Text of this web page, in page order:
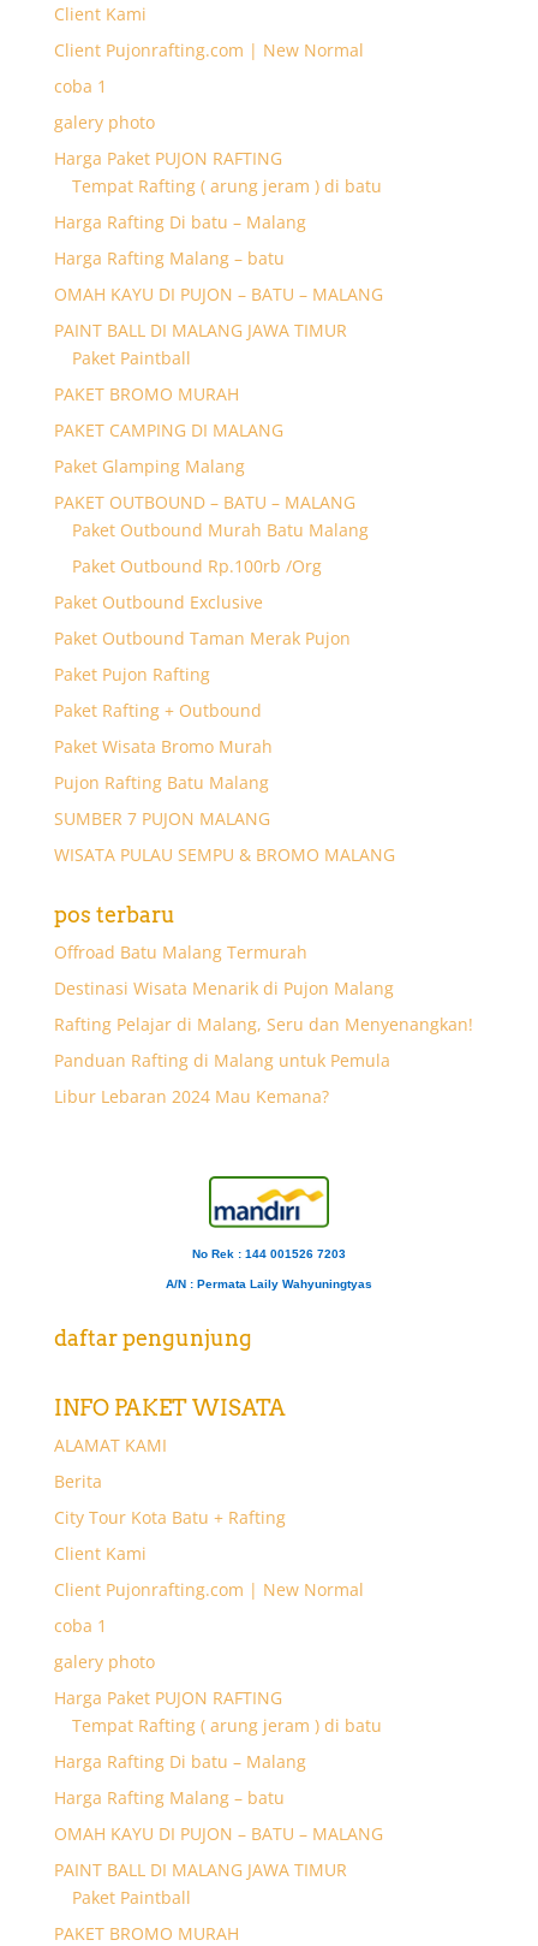
Client Kami
Client Pujonrafting.com | New Normal
coba 1
galery photo
Harga Paket PUJON RAFTING
Tempat Rafting ( arung jeram ) di batu
Harga Rafting Di batu – Malang
Harga Rafting Malang – batu
OMAH KAYU DI PUJON – BATU – MALANG
PAINT BALL DI MALANG JAWA TIMUR
Paket Paintball
PAKET BROMO MURAH
PAKET CAMPING DI MALANG
Paket Glamping Malang
PAKET OUTBOUND – BATU – MALANG
Paket Outbound Murah Batu Malang
Paket Outbound Rp.100rb /Org
Paket Outbound Exclusive
Paket Outbound Taman Merak Pujon
Paket Pujon Rafting
Paket Rafting + Outbound
Paket Wisata Bromo Murah
Pujon Rafting Batu Malang
SUMBER 7 PUJON MALANG
WISATA PULAU SEMPU & BROMO MALANG
pos terbaru
Offroad Batu Malang Termurah
Destinasi Wisata Menarik di Pujon Malang
Rafting Pelajar di Malang, Seru dan Menyenangkan!
Panduan Rafting di Malang untuk Pemula
Libur Lebaran 2024 Mau Kemana?
No Rek : 144 001526 7203
A/N : Permata Laily Wahyuningtyas
daftar pengunjung
INFO PAKET WISATA
ALAMAT KAMI
Berita
City Tour Kota Batu + Rafting
Client Kami
Client Pujonrafting.com | New Normal
coba 1
galery photo
Harga Paket PUJON RAFTING
Tempat Rafting ( arung jeram ) di batu
Harga Rafting Di batu – Malang
Harga Rafting Malang – batu
OMAH KAYU DI PUJON – BATU – MALANG
PAINT BALL DI MALANG JAWA TIMUR
Paket Paintball
PAKET BROMO MURAH